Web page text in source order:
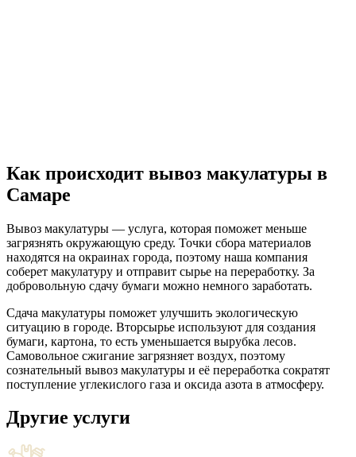
Как происходит вывоз макулатуры в
Самаре
Вывоз макулатуры — услуга, которая поможет меньше
загрязнять окружающую среду. Точки сбора материалов
находятся на окраинах города, поэтому наша компания
соберет макулатуру и отправит сырье на переработку. За
добровольную сдачу бумаги можно немного заработать.
Сдача макулатуры поможет улучшить экологическую
ситуацию в городе. Вторсырье используют для создания
бумаги, картона, то есть уменьшается вырубка лесов.
Самовольное сжигание загрязняет воздух, поэтому
сознательный вывоз макулатуры и её переработка сократят
поступление углекислого газа и оксида азота в атмосферу.
Другие услуги